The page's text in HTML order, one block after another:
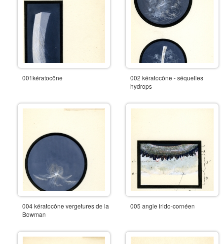
001kératocône
002 kératocône - séquelles
hydrops
004 kératocône vergetures de la
Bowman
005 angle irido-cornéen